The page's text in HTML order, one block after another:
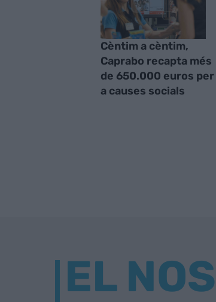
Cèntim a cèntim,
Caprabo recapta més
de 650.000 euros per
a causes socials
EL